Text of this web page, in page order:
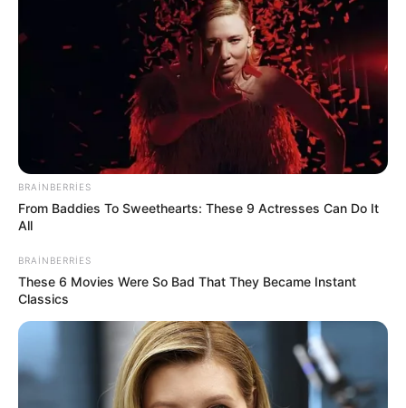
Ceyhun Bayramov: Zelenski Ukraynaya
göstərdiyi humanitar yardımla bağlı
Prezident İlham Əliyevə təşəkkür edib
06 Avqust 2026, 22:49
Zelenski Ceyhun Bayramovu qəbul edib
06 Avqust 2026, 20:44
Digər xəbərlər
BRAINBERRIES
From Baddies To Sweethearts: These 9 Actresses Can Do It
All
BRAINBERRIES
These 6 Movies Were So Bad That They Became Instant
Classics